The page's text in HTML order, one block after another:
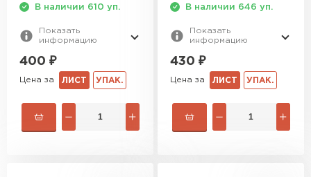
В наличии 610 уп.
Показать
информацию
400 ₽
Цена за ЛИСТ УПАК.
В наличии 646 уп.
Показать
информацию
430 ₽
Цена за ЛИСТ УПАК.
Утеплитель Неман